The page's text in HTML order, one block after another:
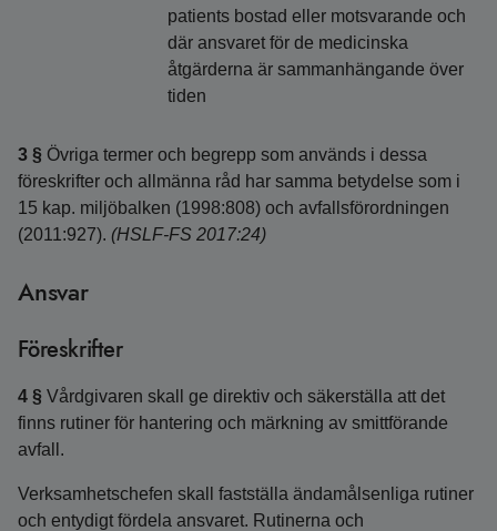
patients bostad eller motsvarande och
där ansvaret för de medicinska
åtgärderna är sammanhängande över
tiden
3 § Övriga termer och begrepp som används i dessa
föreskrifter och allmänna råd har samma betydelse som i
15 kap. miljöbalken (1998:808) och avfallsförordningen
(2011:927). (HSLF-FS 2017:24)
Ansvar
Föreskrifter
4 § Vårdgivaren skall ge direktiv och säkerställa att det
finns rutiner för hantering och märkning av smittförande
avfall.
Verksamhetschefen skall fastställa ändamålsenliga rutiner
och entydigt fördela ansvaret. Rutinerna och